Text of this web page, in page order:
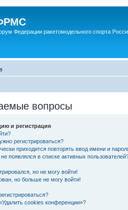
Федерации ракетомодельного спорта
вопросы
и регистрация
регистрироваться?
приходится повторять ввод имени и
появлялся в списке активных
но не могу войти!
но больше не могу войти!
cookies конференции»?